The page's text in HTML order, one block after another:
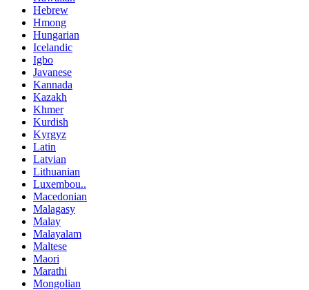
Hebrew
Hmong
Hungarian
Icelandic
Igbo
Javanese
Kannada
Kazakh
Khmer
Kurdish
Kyrgyz
Latin
Latvian
Lithuanian
Luxembou..
Macedonian
Malagasy
Malay
Malayalam
Maltese
Maori
Marathi
Mongolian